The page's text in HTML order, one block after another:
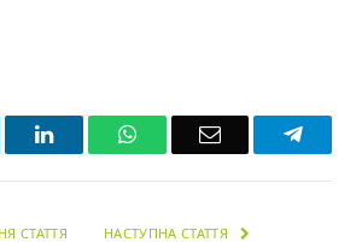
LinkedInWhatsAppEmail
СТАТТЯ НАСТУПНА СТАТТЯ